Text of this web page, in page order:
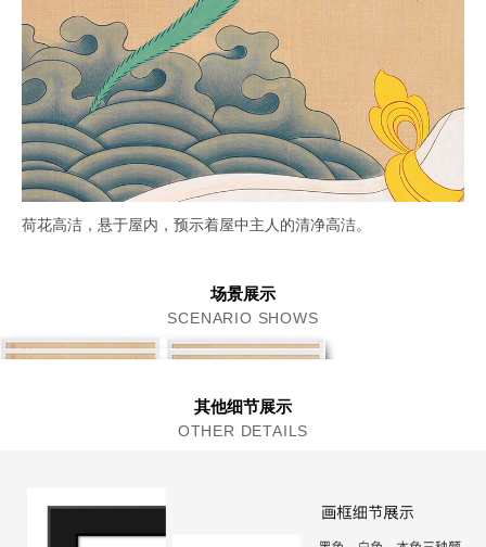
荷花高洁，悬于屋内，预示着屋中主人的清净高洁。
场景展示
SCENARIO SHOWS
其他细节展示
OTHER DETAILS